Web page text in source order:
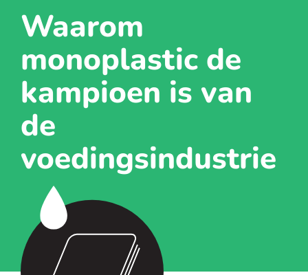
Waarom
monoplastic de
kampioen is van
de
voedingsindustrie